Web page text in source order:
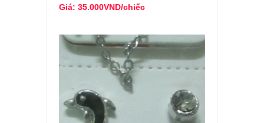
Giá: 35.000VND/chiếc